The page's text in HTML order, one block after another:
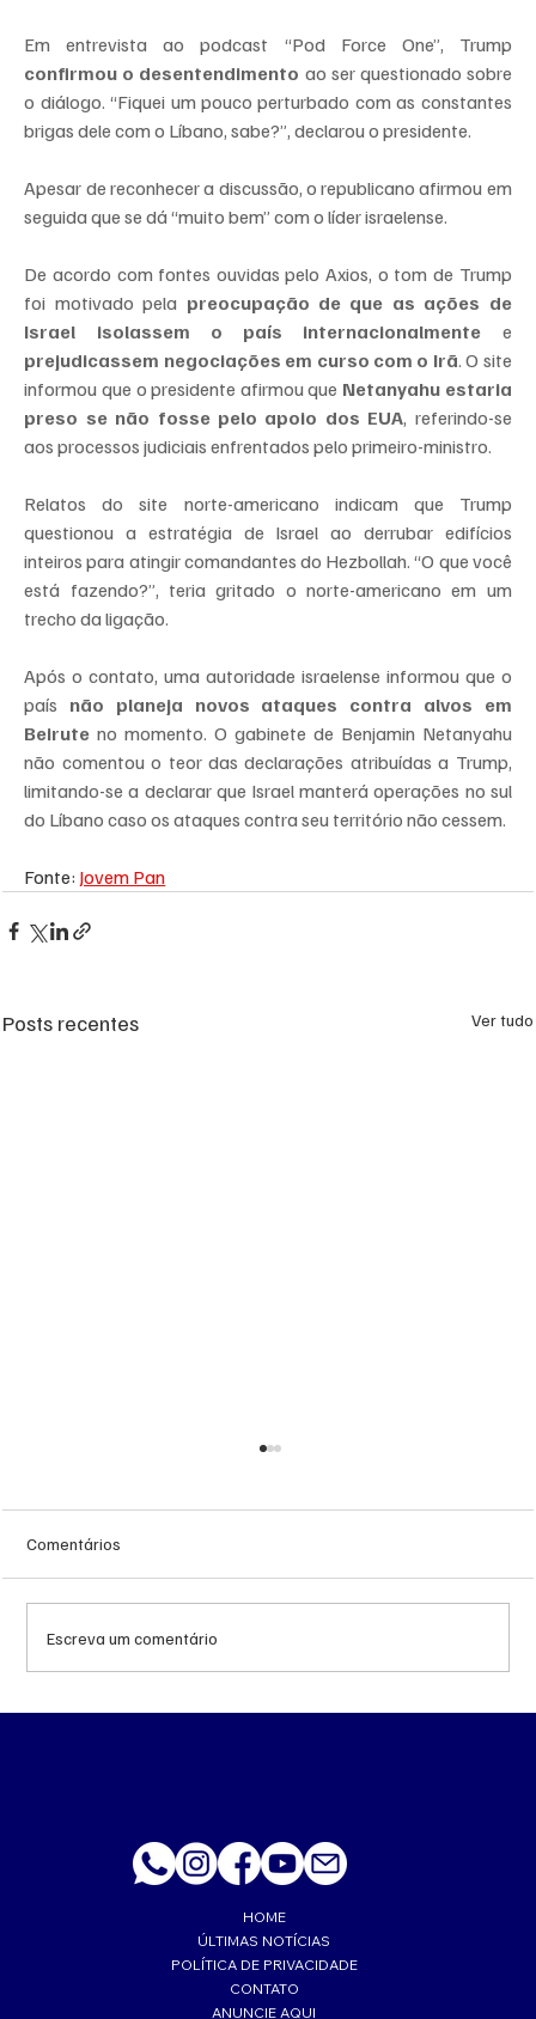
confirmou o desentendimento ao ser questionado sobre
o diálogo. “Fiquei um pouco perturbado com as constantes
brigas dele com o Líbano, sabe?”, declarou o presidente.
Apesar de reconhecer a discussão, o republicano afirmou em
seguida que se dá “muito bem” com o líder israelense.
De acordo com fontes ouvidas pelo Axios, o tom de Trump
foi motivado pela preocupação de que as ações de
Israel isolassem o país internacionalmente
prejudicassem negociações em curso com o Irã. O site
informou que o presidente afirmou que Netanyahu estaria
preso se não fosse pelo apoio dos EUA, referindo-se
aos processos judiciais enfrentados pelo primeiro-ministro.
Relatos do site norte-americano indicam que Trump
questionou a estratégia de Israel ao derrubar edifícios
inteiros para atingir comandantes do Hezbollah. “O que você
está fazendo?”, teria gritado o norte-americano em um
trecho da ligação.
Após o contato, uma autoridade israelense informou que o
país não planeja novos ataques contra alvos em
Beirute no momento. O gabinete de Benjamin Netanyahu
não comentou o teor das declarações atribuídas a Trump,
limitando-se a declarar que Israel manterá operações no sul
do Líbano caso os ataques contra seu território não cessem.
Fonte: Jovem Pan
Posts recentes Ver tudo
Comentários
Escreva um comentário
HOME
ÚLTIMAS NOTÍCIAS
POLÍTICA DE PRIVACIDADE
CONTATO
ANUNCIE AQUI